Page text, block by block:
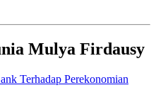
Mulya Firdausy